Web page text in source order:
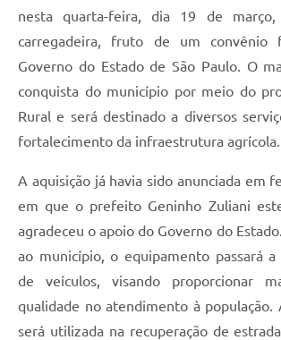
nesta quarta-feira, dia 19 de
carregadeira, fruto de um convênio
Governo do Estado de São Paulo. O
conquista do município por meio do
Rural e será destinado a diversos
fortalecimento da infraestrutura agrícola.
A aquisição já havia sido anunciada em
em que o prefeito Geninho Zuliani
agradeceu o apoio do Governo do
ao município, o equipamento passará
de veículos, visando proporcionar
qualidade no atendimento à população.
será utilizada na recuperação de